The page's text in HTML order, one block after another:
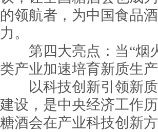
的领航者，为中国食品
力。
第四大亮点：当“烟
类产业加速培育新质生
以科技创新引领新质
建设，是中央经济工作
糖酒会在产业科技创新